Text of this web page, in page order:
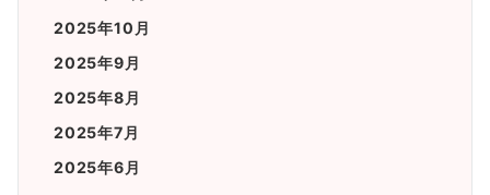
2025年10月
2025年9月
2025年8月
2025年7月
2025年6月